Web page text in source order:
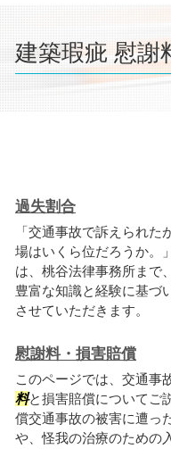
建築瑕疵 慰謝
過失割合
「交通事故で訴えられ
場はいくら位だろうか。
は、桃谷法律事務所まで
豊富な知識と経験に基づ
させていただきます。
慰謝料・損害賠償
このページでは、交通事
料と損害賠償についてご
償交通事故の被害に遭っ
や、怪我の治療のための